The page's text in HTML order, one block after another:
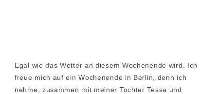
Egal wie das Wetter an diesem Wochenende wird. Ich
freue mich auf ein Wochenende in Berlin, denn ich
nehme, zusammen mit meiner Tochter Tessa und